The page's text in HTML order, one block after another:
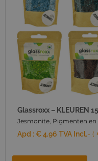
Glassroxx – KLEUREN
Jesmonite, Pigmenten en
Apd :€4,96 TVA Incl.- (